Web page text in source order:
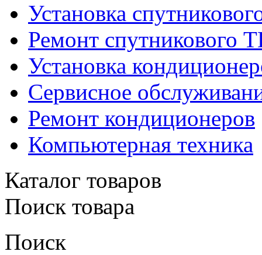
Установка
Ремонт спутникового
Установка
Сервисное
Ремонт кондиционеров
Компьютерная техника
Каталог товаров
Поиск товара
Поиск
LG S09LHQ